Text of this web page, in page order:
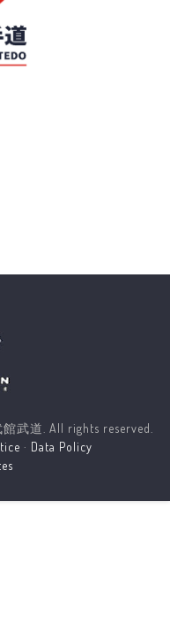
武道. All rights reserved.
· Data Policy